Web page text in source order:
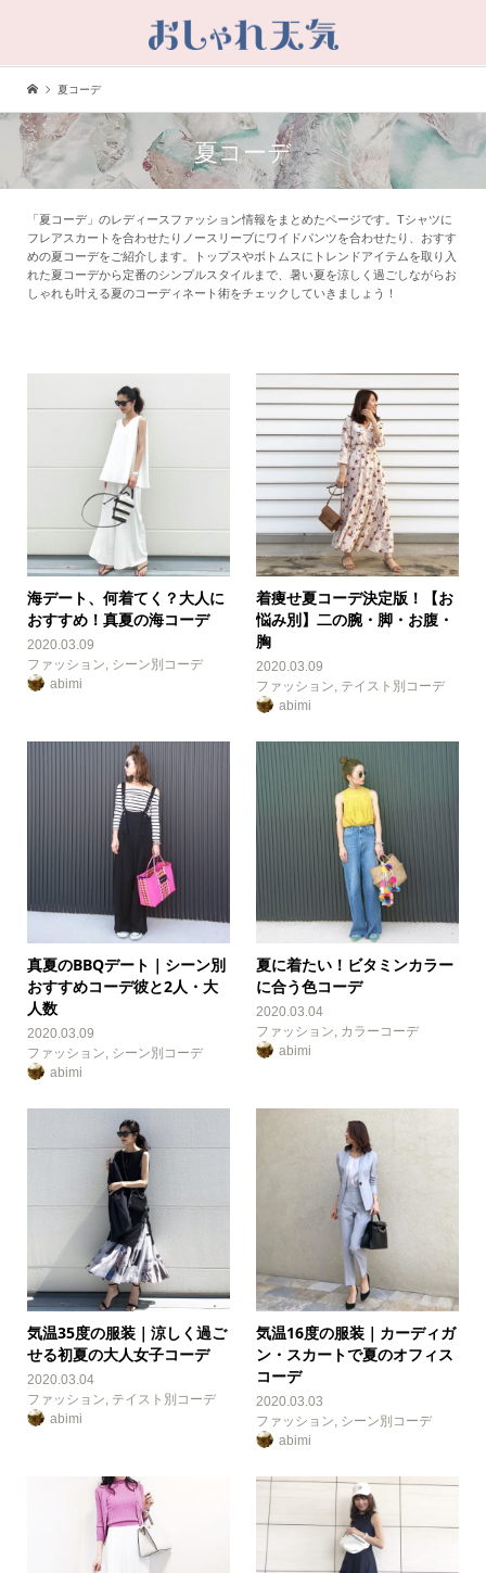
夏コーデ
夏コーデ
「夏コーデ」のレディースファッション情報をまとめたページです。Tシャツに
フレアスカートを合わせたりノースリーブにワイドパンツを合わせたり、おすす
めの夏コーデをご紹介します。トップスやボトムスにトレンドアイテムを取り入
れた夏コーデから定番のシンプルスタイルまで、暑い夏を涼しく過ごしながらお
しゃれも叶える夏のコーディネート術をチェックしていきましょう！
海デート、何着てく？大人に
おすすめ！真夏の海コーデ
2020.03.09
ファッション シーン別コーデ
abimi
着痩せ夏コーデ決定版！【お
悩み別】二の腕・脚・お腹・
胸
2020.03.09
ファッション テイスト別コーデ
abimi
真夏のBBQデート｜シーン別
おすすめコーデ彼と2人・大
人数
2020.03.09
ファッション, シーン別コーデ
abimi
夏に着たい！ビタミンカラー
に合う色コーデ
2020.03.04
ファッション, カラーコーデ
abimi
気温35度の服装｜涼しく過ご
せる初夏の大人女子コーデ
2020.03.04
ファッション, テイスト別コーデ
abimi
気温16度の服装｜カーディガ
ン・スカートで夏のオフィス
コーデ
2020.03.03
ファッション, シーン別コーデ
abimi